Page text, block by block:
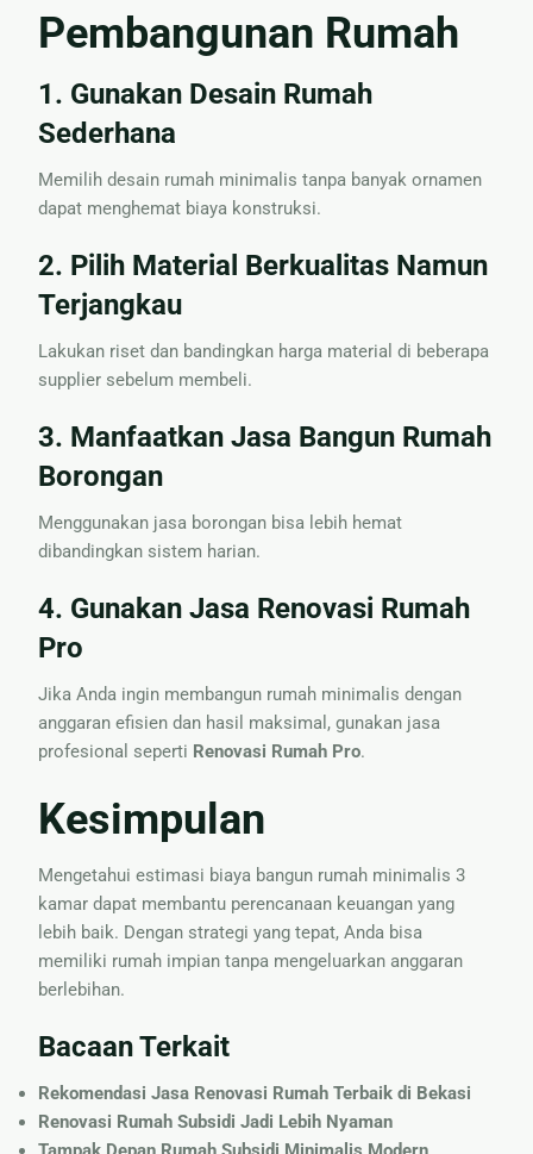
Pembangunan Rumah
1. Gunakan Desain Rumah
Sederhana
Memilih desain rumah minimalis tanpa banyak ornamen
dapat menghemat biaya konstruksi.
2. Pilih Material Berkualitas Namun
Terjangkau
Lakukan riset dan bandingkan harga material di beberapa
supplier sebelum membeli.
3. Manfaatkan Jasa Bangun Rumah
Borongan
Menggunakan jasa borongan bisa lebih hemat
dibandingkan sistem harian.
4. Gunakan Jasa Renovasi Rumah
Pro
Jika Anda ingin membangun rumah minimalis dengan
anggaran efisien dan hasil maksimal, gunakan jasa
profesional seperti Renovasi Rumah Pro.
Kesimpulan
Mengetahui estimasi biaya bangun rumah minimalis 3
kamar dapat membantu perencanaan keuangan yang
lebih baik. Dengan strategi yang tepat, Anda bisa
memiliki rumah impian tanpa mengeluarkan anggaran
berlebihan.
Bacaan Terkait
Rekomendasi Jasa Renovasi Rumah Terbaik di Bekasi
Renovasi Rumah Subsidi Jadi Lebih Nyaman